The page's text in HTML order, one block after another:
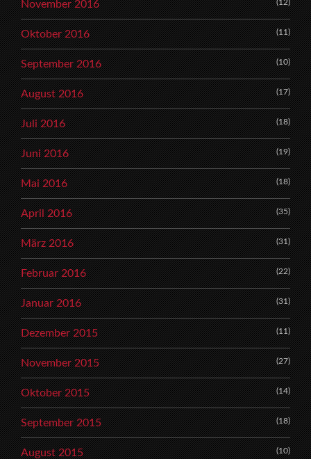
November 2016 (12)
Oktober 2016 (11)
September 2016 (10)
August 2016 (17)
Juli 2016 (18)
Juni 2016 (19)
Mai 2016 (18)
April 2016 (35)
März 2016 (31)
Februar 2016 (22)
Januar 2016 (31)
Dezember 2015 (11)
November 2015 (27)
Oktober 2015 (14)
September 2015 (18)
August 2015 (10)